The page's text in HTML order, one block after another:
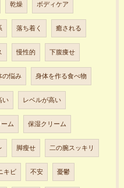
乾燥 ボディケア
落ち着く 癒される
慢性的 下腹痩せ
の悩み 身体を作る食べ物
い レベルが高い
ム 保湿クリーム
脚瘦せ 二の腕スッキリ
キビ 不安 憂鬱